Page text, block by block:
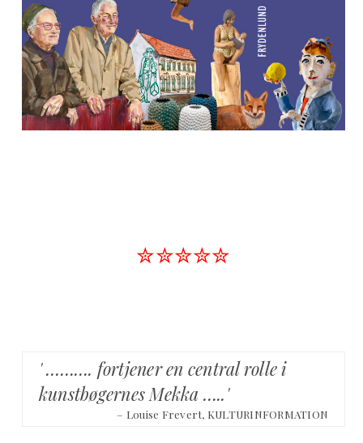
✮✮✮✮✮
' ………. fortjener en central rolle i
kunstbøgernes Mekka …..'
– Louise Frevert, KULTURINFORMATION